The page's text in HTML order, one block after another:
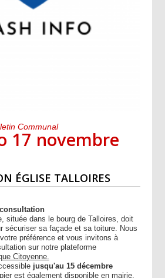
Communal
17 novembre
ÉGLISE TALLOIRES
située dans le bourg de Talloires, doit
sécuriser sa façade et sa toiture. Nous
préférence et vous invitons à
sur notre plateforme
Citoyenne.
jusqu'au 15 décembre
est également disponible en mairie,